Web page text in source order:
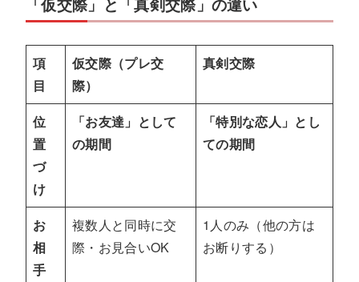
項
目
仮交際（プレ交
際）
真剣交際
位
置
づ
け
「お友達」として
の期間
「特別な恋人」とし
ての期間
お
相
手
複数人と同時に交
際・お見合いOK
1人のみ（他の方は
お断りする）